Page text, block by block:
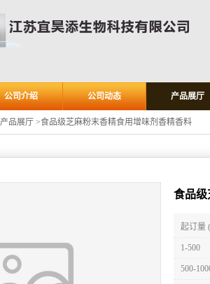
公司介绍 公司动态 产品展厅
产品展厅 >食品级芝麻粉末香精食用增味剂香精香料
食品级
起订量
1-500
500-